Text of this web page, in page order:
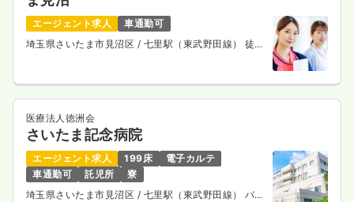
第二新卒可
気になる 詳細を見る
ICU系 正看護師
日勤のみ（常勤） 一時募集休止
給与 24.6万円/月 賞与3.7ヶ月
※経験5年の例
エージェント求人
車通勤可
埼玉県さいたま市見沼区 / 七里駅（東武野田線） 徒歩
医療法人徳洲会
さいたま記念病院
エージェント求人 199床
電子カルテ
車通勤可
託児所
寮
埼玉県さいたま市見沼区 / 七里駅（東武野田線） バス